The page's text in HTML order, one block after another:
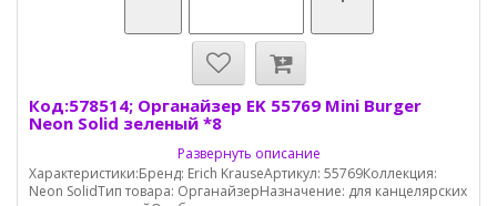
Код:578514; Органайзер EK 55769 Mini Burger
Neon Solid зеленый *8
Развернуть описание
Характеристики:Бренд: Erich KrauseАртикул: 55769Коллекция:
Neon SolidТип товара: ОрганайзерНазначение: для канцелярских